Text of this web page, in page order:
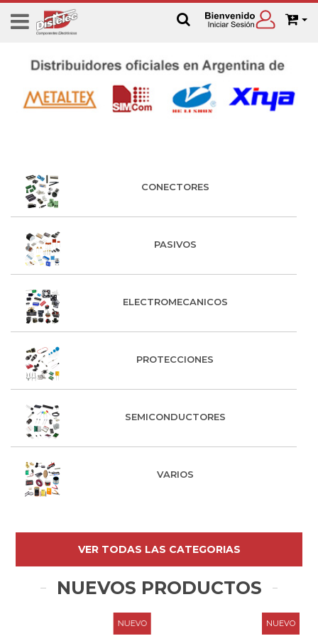
CONECTORES
PASIVOS
ELECTROMECANICOS
PROTECCIONES
SEMICONDUCTORES
VARIOS
VER TODAS LAS CATEGORIAS
NUEVOS PRODUCTOS